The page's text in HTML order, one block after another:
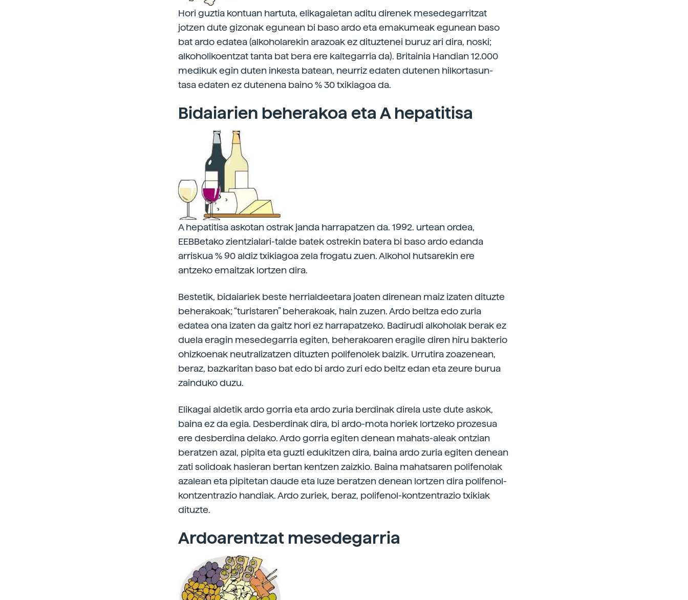
Hori guztia kontuan hartuta, elikagaietan aditu direnek mesedegarritzat
jotzen dute gizonak egunean bi baso ardo eta emakumeak egunean baso
bat ardo edatea (alkoholarekin arazoak ez dituztenei buruz ari dira, noski;
alkoholikoentzat tanta bat bera ere kaltegarria da). Britainia Handian 12.000
medikuk egin duten inkesta batean, neurriz edaten dutenen hilkortasun-
tasa edaten ez dutenena baino % 30 txikiagoa da.
Bidaiarien beherakoa eta A hepatitisa
A hepatitisa askotan ostrak janda harrapatzen da. 1992. urtean ordea,
EEBBetako zientzialari-talde batek ostrekin batera bi baso ardo edanda
arriskua % 90 aldiz txikiagoa zela frogatu zuen. Alkohol hutsarekin ere
antzeko emaitzak lortzen dira.
Bestetik, bidaiariek beste herrialdeetara joaten direnean maiz izaten dituzte
beherakoak; “turistaren” beherakoak, hain zuzen. Ardo beltza edo zuria
edatea ona izaten da gaitz hori ez harrapatzeko. Badirudi alkoholak berak ez
duela eragin mesedegarria egiten, beherakoaren eragile diren hiru bakterio
ohizkoenak neutralizatzen dituzten polifenolek baizik. Urrutira zoazenean,
beraz, bazkaritan baso bat edo bi ardo zuri edo beltz edan eta zeure burua
zainduko duzu.
Elikagai aldetik ardo gorria eta ardo zuria berdinak direla uste dute askok,
baina ez da egia. Desberdinak dira, bi ardo-mota horiek lortzeko prozesua
ere desberdina delako. Ardo gorria egiten denean mahats-aleak ontzian
beratzen azal, pipita eta guzti edukitzen dira, baina ardo zuria egiten denean
zati solidoak hasieran bertan kentzen zaizkio. Baina mahatsaren polifenolak
azalean eta pipitetan daude eta luze beratzen denean lortzen dira polifenol-
kontzentrazio handiak. Ardo zuriek, beraz, polifenol-kontzentrazio txikiak
dituzte.
Ardoarentzat mesedegarria